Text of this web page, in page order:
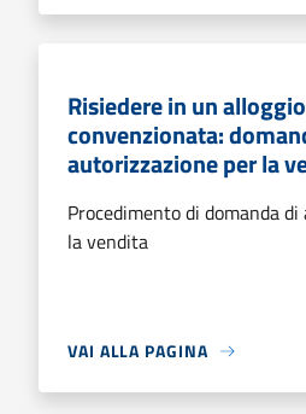
Risiedere in un
convenzionata:
autorizzazione per la
Procedimento di domanda
la vendita
VAI ALLA PAGINA